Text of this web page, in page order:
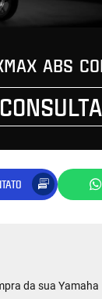
ABS
da sua Yamaha